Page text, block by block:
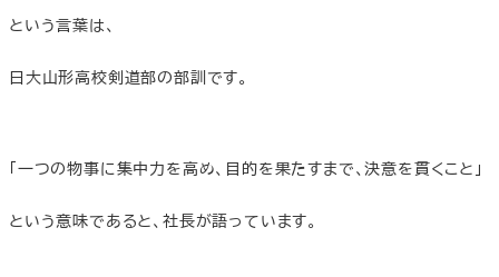
という言葉は、
日大山形高校剣道部の部訓です。
「一つの物事に集中力を高め、目的を果たすまで、決意を貫くこと」
という意味であると、社長が語っています。